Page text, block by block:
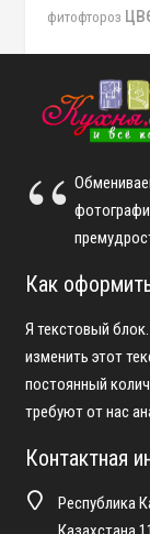
фитофтороз
Как
Я текстовый
изменить этот
постоянный
требуют от нас
Контактная
Республика